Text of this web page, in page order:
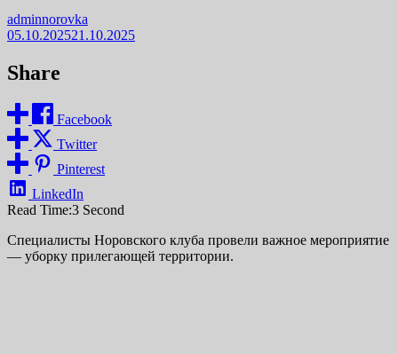
adminnorovka
05.10.202521.10.2025
Share
Facebook
Twitter
Pinterest
LinkedIn
Read Time:3 Second
Специалисты Норовского клуба провели важное мероприятие
— уборку прилегающей территории.